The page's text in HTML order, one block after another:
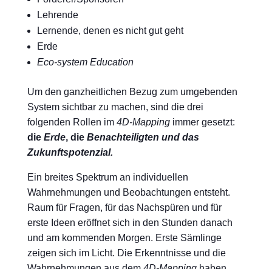
Lehrende
Lernende, denen es nicht gut geht
Erde
Eco-system Education
Um den ganzheitlichen Bezug zum umgebenden
System sichtbar zu machen, sind die drei
folgenden Rollen im 4D-Mappingimmer gesetzt:
die Erde, die Benachteiligten und das
Zukunftspotenzial.
Ein breites Spektrum an individuellen
Wahrnehmungen und Beobachtungen entsteht.
Raum für Fragen, für das Nachspüren und für
erste Ideen eröffnet sich in den Stunden danach
und am kommenden Morgen. Erste Sämlinge
zeigen sich im Licht. Die Erkenntnisse und die